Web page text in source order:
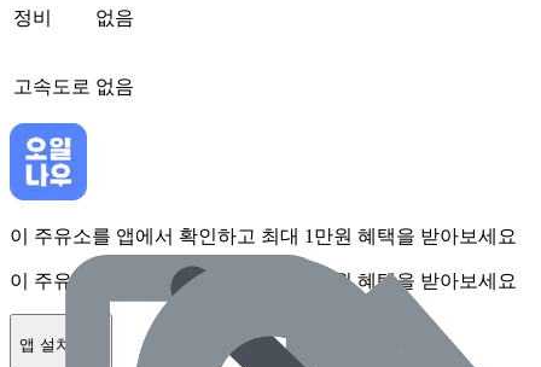
정비 없음
고속도로 없음
이 주유소를 앱에서 확인하고 최대 1만원 혜택을 받아보세요
이 주유소를 앱에서 확인하고 최대 1만원 혜택을 받아보세요
앱 설치하기